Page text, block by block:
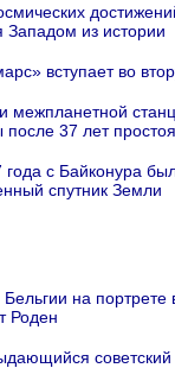
Западом из истории
вступает во
межпланетной
после 37 лет простоя
года с Байконура
спутник Земли
на
Роден
советский